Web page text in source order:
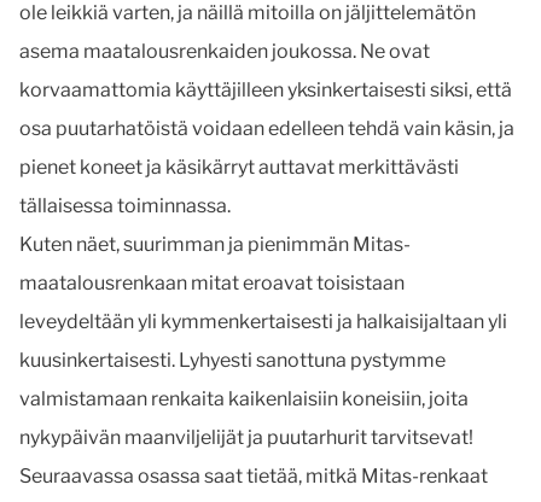
ole leikkiä varten, ja näillä mitoilla on jäljittelemätön
asema maatalousrenkaiden joukossa. Ne ovat
korvaamattomia käyttäjilleen yksinkertaisesti siksi, että
osa puutarhatöistä voidaan edelleen tehdä vain käsin, ja
pienet koneet ja käsikärryt auttavat merkittävästi
tällaisessa toiminnassa.
Kuten näet, suurimman ja pienimmän Mitas-
maatalousrenkaan mitat eroavat toisistaan
leveydeltään yli kymmenkertaisesti ja halkaisijaltaan yli
kuusinkertaisesti. Lyhyesti sanottuna pystymme
valmistamaan renkaita kaikenlaisiin koneisiin, joita
nykypäivän maanviljelijät ja puutarhurit tarvitsevat!
Seuraavassa osassa saat tietää, mitkä Mitas-renkaat